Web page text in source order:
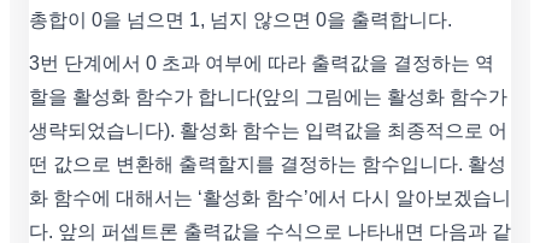
총합이 0을 넘으면 1, 넘지 않으면 0을 출력합니다.
3번 단계에서 0 초과 여부에 따라 출력값을 결정하는 역
할을 활성화 함수가 합니다(앞의 그림에는 활성화 함수가
생략되었습니다). 활성화 함수는 입력값을 최종적으로 어
떤 값으로 변환해 출력할지를 결정하는 함수입니다. 활성
화 함수에 대해서는 ‘활성화 함수’에서 다시 알아보겠습니
다. 앞의 퍼셉트론 출력값을 수식으로 나타내면 다음과 같